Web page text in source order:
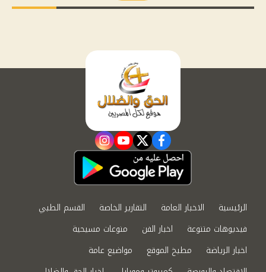
facebook
twitter
youtube
instagram
الرئيسية الاخبار العامة التقارير الخاصة
القسم الطبي
فيديوهات متنوعة
اخبار الفن
منوعات مسيحية
اخبار الرياضة
مطبخ الموقع
مواضيع عامة